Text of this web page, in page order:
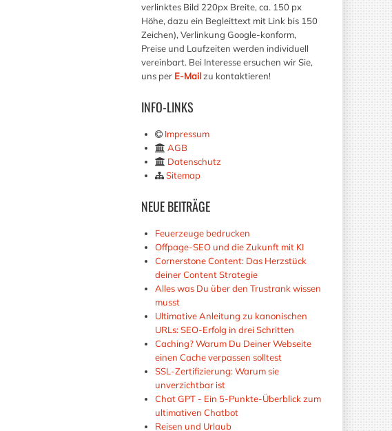
verlinktes Bild 220px Breite, ca. 150 px
Höhe, dazu ein Begleittext mit Link bis 150
Zeichen), Verlinkung Google-konform,
Preise und Laufzeiten werden individuell
vereinbart. Bei Interesse ersuchen wir Sie,
uns per E-Mailzu kontaktieren!
INFO-LINKS
Impressum
AGB
Datenschutz
Sitemap
NEUEBEITRÄGE
Feuerzeuge bedrucken
Offpage-SEO und die Zukunft mit KI
Cornerstone Content: Das Herzstück
deiner Content Strategie
Alles was Du über den Trustrank wissen
musst
Ultimative Anleitung zu kanonischen
URLs: SEO-Erfolg in drei Schritten
Caching? Warum Du Deiner Webseite
einen Cache verpassen solltest
SSL-Zertifizierung: Warum sie
unverzichtbar ist
Chat GPT - Ein 5-Punkte-Überblick zum
ultimativen Chatbot
Reisen und Urlaub